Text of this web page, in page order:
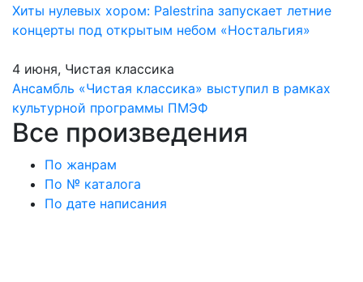
Хиты нулевых хором: Palestrina запускает летние
концерты под открытым небом «Ностальгия»
4 июня, Чистая классика
Ансамбль «Чистая классика» выступил в рамках
культурной программы ПМЭФ
Все произведения
По жанрам
По № каталога
По дате написания